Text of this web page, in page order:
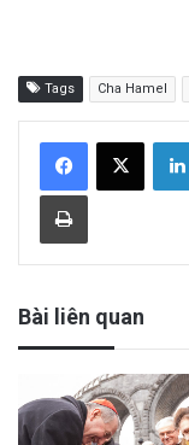
Tags Cha Hamel
Bài liên quan